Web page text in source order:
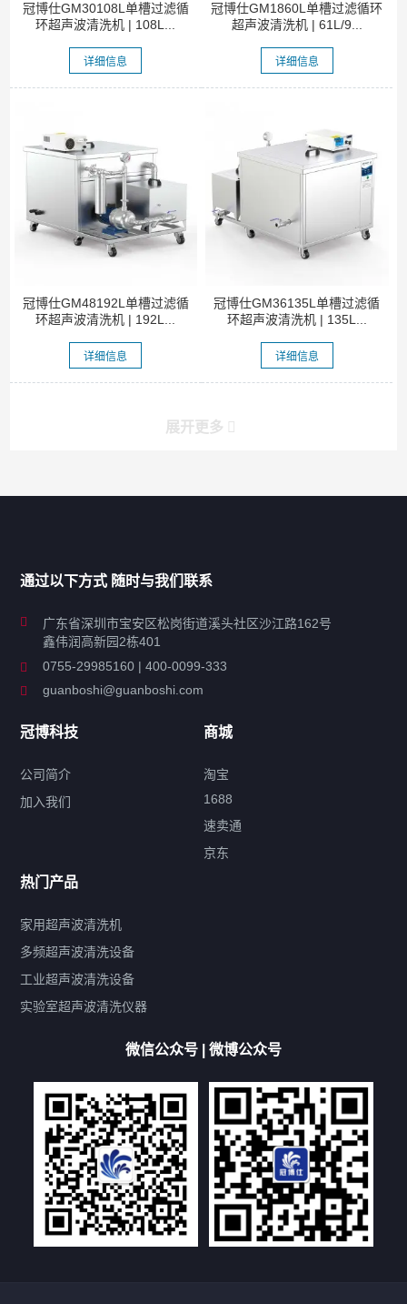
冠博仕GM30108L单槽过滤循
环超声波清洗机 | 108L...
详细信息
冠博仕GM1860L单槽过滤循环
超声波清洗机 | 61L/9...
详细信息
冠博仕GM48192L单槽过滤循
环超声波清洗机 | 192L...
详细信息
冠博仕GM36135L单槽过滤循
环超声波清洗机 | 135L...
详细信息
展开更多
工业超声波清洗设备
特种超声波洗净产品
超声波配件
产品标签
鼓泡 升降 抛动
带加热
功率可调
双波脱气
机械旋钮系列
厨具清洗机
超声波振板
高尔夫球杆清洗机
大型单槽带过滤系列
全自动/半自动系列
客户定制非标机参考
双槽三槽四槽五槽多槽系列
轮胎清洗机
多频 扫频
文章标签
超声波清洗机定制
超声波清洗机除油污
超声波清洗机除锈
超声波清洗机洗眼镜
通过以下方式 随时与我们联系
广东省深圳市宝安区松岗街道溪头社区沙江路162号
鑫伟润高新园2栋401
0755-29985160 | 400-0099-333
guanboshi@guanboshi.com
冠博科技
公司简介
加入我们
商城
淘宝
1688
速卖通
京东
热门产品
家用超声波清洗机
多频超声波清洗设备
工业超声波清洗设备
实验室超声波清洗仪器
微信公众号 | 微博公众号